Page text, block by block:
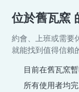
位於舊瓦窯
約會、上班或需要
就能找到值得信賴
目前在舊瓦窯
所有使用者均